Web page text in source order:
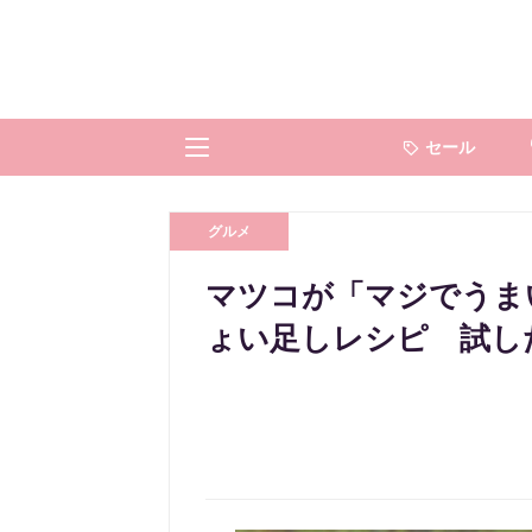
セール
グルメ
マツコが「マジでう
ょい足しレシピ 試し